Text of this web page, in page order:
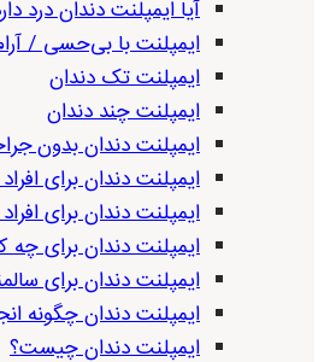
آیا ایمپلنت دندان درد
ایمپلنت با بی‌حسی /
ایمپلنت تک دندان
ایمپلنت چند دندان
ایمپلنت دندان بدون
ایمپلنت دندان برای
ایمپلنت دندان برای
ایمپلنت دندان برای
ایمپلنت دندان برای
ایمپلنت دندان چگونه
ایمپلنت دندان چیست؟